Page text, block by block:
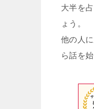
大半を
ょう。
他の人
ら話を